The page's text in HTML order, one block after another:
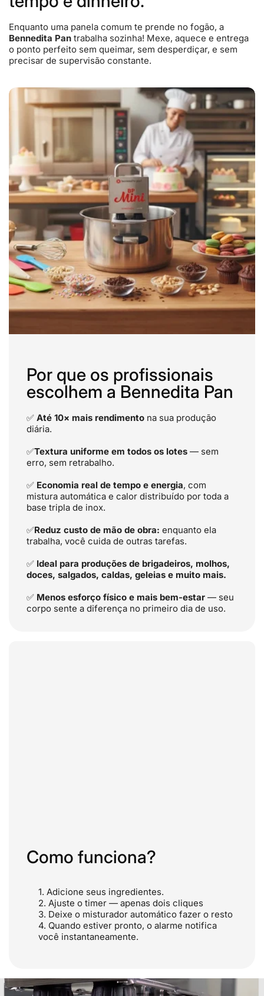
Enquanto uma panela comum te prende no fogão, a
Bennedita Pan trabalha sozinha! Mexe, aquece e entrega
o ponto perfeito sem queimar, sem desperdiçar, e sem
precisar de supervisão constante.
Por que os profissionais
escolhem a Bennedita Pan
✅ Até 10× mais rendimento na sua produção
diária.
✅Textura uniforme em todos os lotes — sem
erro, sem retrabalho.
✅ Economia real de tempo e energia, com
mistura automática e calor distribuído por toda a
base tripla de inox.
✅Reduz custo de mão de obra: enquanto ela
trabalha, você cuida de outras tarefas.
✅ Ideal para produções de brigadeiros, molhos,
doces, salgados, caldas, geleias e muito mais.
✅ Menos esforço físico e mais bem-estar — seu
corpo sente a diferença no primeiro dia de uso.
Como funciona?
Adicione seus ingredientes.
Ajuste o timer — apenas dois cliques
Deixe o misturador automático fazer o resto
Quando estiver pronto, o alarme notifica
você instantaneamente.